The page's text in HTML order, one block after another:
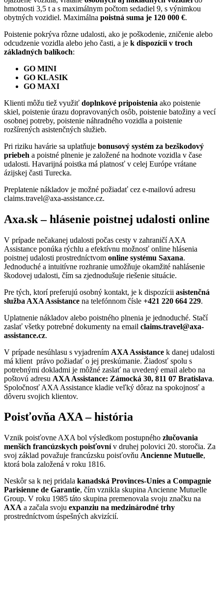
hmotnosti 3,5 t a s maximálnym počtom sedadiel 9, s výnimkou
obytných vozidiel. Maximálna poistná suma je 120 000 €.
Poistenie pokrýva rôzne udalosti, ako je poškodenie, zničenie alebo
odcudzenie vozidla alebo jeho časti, a je k dispozícii v troch
základných balíkoch:
GO MINI
GO KLASIK
GO MAXI
Klienti môžu tiež využiť doplnkové pripoistenia ako poistenie
skiel, poistenie úrazu dopravovaných osôb, poistenie batožiny a vecí
osobnej potreby, poistenie náhradného vozidla a poistenie
rozšírených asistenčných služieb.
Pri riziku havárie sa uplatňuje bonusový systém za bezškodový
priebeh a poistné plnenie je založené na hodnote vozidla v čase
udalosti. Havarijná poistka má platnosť v celej Európe vrátane
ázijskej časti Turecka.
Preplatenie nákladov je možné požiadať cez e-mailovú adresu
claims.travel@axa-assistance.cz.
Axa.sk – hlásenie poistnej udalosti online
V prípade nečakanej udalosti počas cesty v zahraničí AXA
Assistance ponúka rýchlu a efektívnu možnosť online hlásenia
poistnej udalosti prostredníctvom online systému Saxana.
Jednoduché a intuitívne rozhranie umožňuje okamžité nahlásenie
škodovej udalosti, čím sa zjednodušuje riešenie situácie.
Pre tých, ktorí preferujú osobný kontakt, je k dispozícii asistenčná
služba AXA Assistance na telefónnom čísle +421 220 664 229.
Uplatnenie nákladov alebo poistného plnenia je jednoduché. Stačí
zaslať všetky potrebné dokumenty na email claims.travel@axa-
assistance.cz.
V prípade nesúhlasu s vyjadrením AXA Assistance k danej udalosti
má klient právo požiadať o jej preskúmanie. Žiadosť spolu s
potrebnými dokladmi je môžné zaslať na uvedený email alebo na
poštovú adresu AXA Assistance: Zámocká 30, 811 07 Bratislava.
Spoločnosť AXA Assistance kladie veľký dôraz na spokojnosť a
dôveru svojich klientov.
Poisťovňa AXA – história
Vznik poisťovne AXA bol výsledkom postupného zlučovania
menších francúzskych poisťovnív druhej polovici 20. storočia. Za
svoj základ považuje francúzsku poisťovňu Ancienne Mutuelle,
ktorá bola založená v roku 1816.
Neskôr sa k nej pridala kanadská Provinces-Unies a Compagnie
Parisienne de Garantie, čím vznikla skupina Ancienne Mutuelle
Group. V roku 1985 táto skupina premenovala svoju značku na
AXA a začala svoju expanziu na medzinárodné trhy
prostredníctvom úspešných akvizícií.